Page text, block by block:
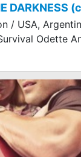
DARKNESS
/ USA,
Odette